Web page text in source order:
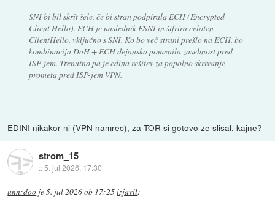
SNI bi bil skrit šele, če bi stran podpirala ECH (Encrypted
Client Hello). ECH je naslednik ESNI in šifrira celoten
ClientHello, vključno s SNI. Ko bo več strani prešlo na ECH, bo
kombinacija DoH + ECH dejansko pomenila zasebnost pred
ISP-jem. Trenutno pa je edina rešitev za popolno skrivanje
prometa pred ISP-jem VPN.
EDINI nikakor ni (VPN namrec), za TOR si gotovo ze slisal, kajne?
strom_15
::5. jul 2026, 17:30
unn:doo je5. jul 2026 ob 17:25izjavil: